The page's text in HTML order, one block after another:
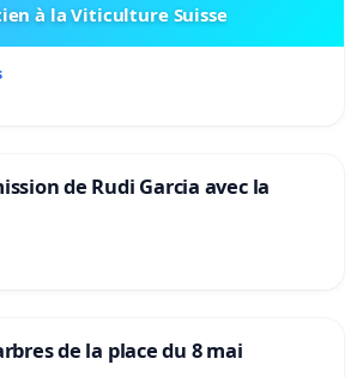
à la Viticulture Suisse
de Rudi Garcia avec la
de la place du 8 mai